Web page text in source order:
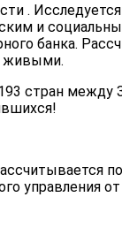
.
и
банка.
живыми.
стран между
управления